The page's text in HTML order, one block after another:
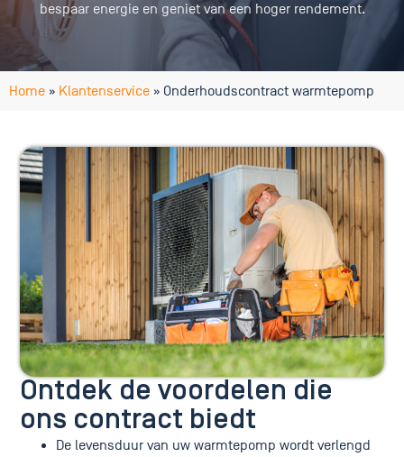
bespaar energie en geniet van een hoger rendement.
Home » Klantenservice » Onderhoudscontract warmtepomp
Ontdek de voordelen die
ons contract biedt
De levensduur van uw warmtepomp wordt verlengd